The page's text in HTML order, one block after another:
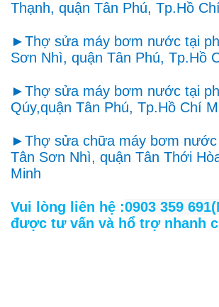
Thạnh, quận Tân Phú, Tp.Hồ
►Thợ sửa máy bơm nước tại
Sơn Nhì, quận Tân Phú, Tp.Hồ
►Thợ sửa máy bơm nước tại
Qúy,quận Tân Phú, Tp.Hồ Chí
►Thợ sửa chữa máy bơm
Tân Sơn Nhì, quận Tân Thới
Minh
Vui lòng liên hệ :0903 359
được tư vấn và hổ trợ nhanh